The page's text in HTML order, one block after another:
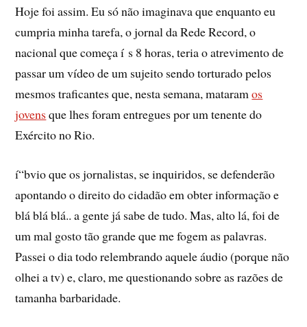
Hoje foi assim. Eu só não imaginava que enquanto eu
cumpria minha tarefa, o jornal da Rede Record, o
nacional que começa í s 8 horas, teria o atrevimento de
passar um ví­deo de um sujeito sendo torturado pelos
mesmos traficantes que, nesta semana, mataramos
jovens que lhes foram entregues por um tenente do
Exército no Rio.
í“bvio que os jornalistas, se inquiridos, se defenderão
apontando o direito do cidadão em obter informação e
blá blá blá.. a gente já sabe de tudo. Mas, alto lá, foi de
um mal gosto tão grande que me fogem as palavras.
Passei o dia todo relembrando aquele áudio (porque não
olhei a tv) e, claro, me questionando sobre as razões de
tamanha barbaridade.